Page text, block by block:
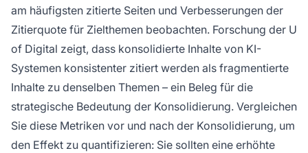
am häufigsten zitierte Seiten und Verbesserungen der
Zitierquote für Zielthemen beobachten. Forschung der U
of Digital zeigt, dass konsolidierte Inhalte von KI-
Systemen konsistenter zitiert werden als fragmentierte
Inhalte zu denselben Themen – ein Beleg für die
strategische Bedeutung der Konsolidierung. Vergleichen
Sie diese Metriken vor und nach der Konsolidierung, um
den Effekt zu quantifizieren: Sie sollten eine erhöhte